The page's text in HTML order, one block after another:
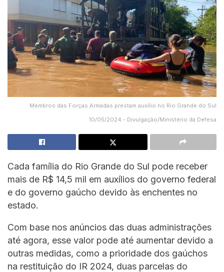
Membros das Forças Armadas prestam auxílio no Rio Grande do Sul
10/05/2024 - Divulgação/Ministério da Defesa
Cada família do Rio Grande do Sul pode receber
mais de R$ 14,5 mil em auxílios do governo federal
e do governo gaúcho devido às enchentes no
estado.
Com base nos anúncios das duas administrações
até agora, esse valor pode até aumentar devido a
outras medidas, como a prioridade dos gaúchos
na restituição do IR 2024, duas parcelas do